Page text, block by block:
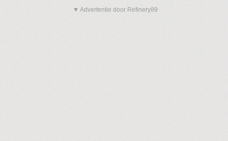
▼ Advertentie door Refinery89